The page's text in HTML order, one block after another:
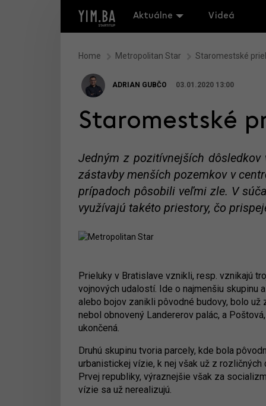
Aktuálne Videá
Home Metropolitan Star Staromestské
ADRIAN GUBČO 03.01.2020 13:00
Staromestské
Jedným z pozitívnejších
zástavby menších pozemkov v
prípadoch pôsobili veľmi zle. V
využívajú takéto priestory, čo
Prieluky v Bratislave vznikli, resp. vznikajú
vojnových udalostí. Ide o najmenšiu skupinu
alebo bojov zanikli pôvodné budovy, bolo
nebol obnovený Landererov palác, a
ukončená.
Druhú skupinu tvoria parcely, kde bola
urbanistickej vízie, k nej však už z
Prvej republiky, výraznejšie však za
vízie sa už nerealizujú.